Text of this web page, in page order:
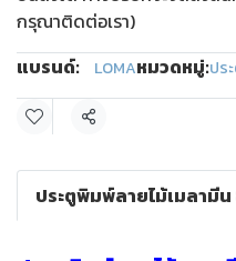
กรุณาติดต่อเรา)
แบรนด์:
LOMAหมวดหมู่:ปร
แชร์
ประตูพิมพ์ลายไม้เมลามี